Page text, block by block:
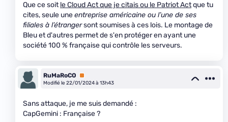
Que ce soitle Cloud Act que je citais ou le Patriot Actque tu
cites, seule uneentreprise américaine ou l’une de ses
filiales à l’étrangersont soumises à ces lois. Le montage de
Bleu et d'autres permet de s'en protéger en ayant une
société 100 % française qui contrôle les serveurs.
RuMaRoCO
Premium
Modifié le 22/01/2024 à 13h43
Sans attaque, je me suis demandé :
CapGemini : Française ?